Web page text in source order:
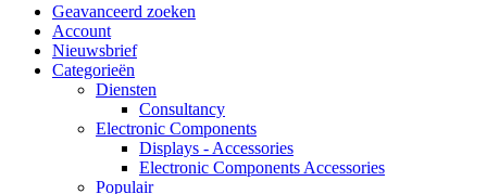
Geavanceerd zoeken
Account
Nieuwsbrief
Categorieën
Diensten
Consultancy
Electronic Components
Displays - Accessories
Electronic Components Accessories
Populair